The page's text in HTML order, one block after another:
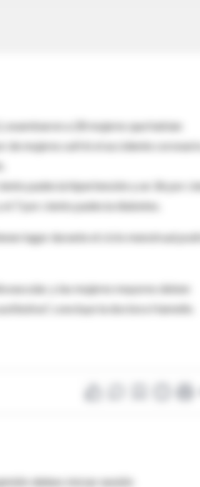
a 28 mujeres que habían
de mujeres sufrió el accidente
padecía hipertensión y un 36 por
7 por ciento padecía diabetes.
lugar durante el ciclo menstrual
y las mujeres mayores deben
concluye la doctora Hamelin.
debes iniciar sesión